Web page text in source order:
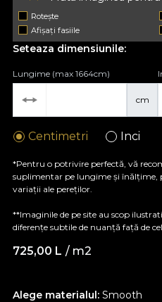
Rotește
Afișați fasiile
Alege materialul: Smooth
Seteaza dimensiunile:
cm
Lungime (max 1664cm)
Centimetri Inci
*Pentru o potrivire perfectă, vă
suplimentar pe lungime și înălțime,
variații ale pereților.
**Imaginile de pe site au scop
diferențe subtile de nuanță față de
725,00 L / m2